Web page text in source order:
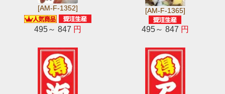
[AM-F-1352]
495～ 847 円
[AM-F-1365]
495～ 847 円